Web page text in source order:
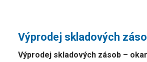
Výprodej skladových
Výprodej skladových zásob –